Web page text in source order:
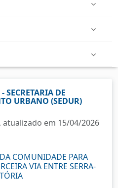
SECRETARIA DE
URBANO (SEDUR)
atualizado em 15/04/2026
COMUNIDADE PARA
VIA ENTRE SERRA-